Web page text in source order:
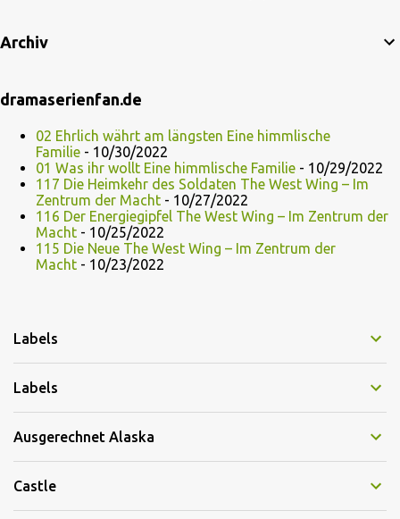
Archiv
dramaserienfan.de
02 Ehrlich währt am längsten Eine himmlische
Familie - 10/30/2022
01 Was ihr wollt Eine himmlische Familie - 10/29/2022
117 Die Heimkehr des Soldaten The West Wing – Im
Zentrum der Macht - 10/27/2022
116 Der Energiegipfel The West Wing – Im Zentrum der
Macht - 10/25/2022
115 Die Neue The West Wing – Im Zentrum der
Macht - 10/23/2022
Labels
Labels
Ausgerechnet Alaska
Castle